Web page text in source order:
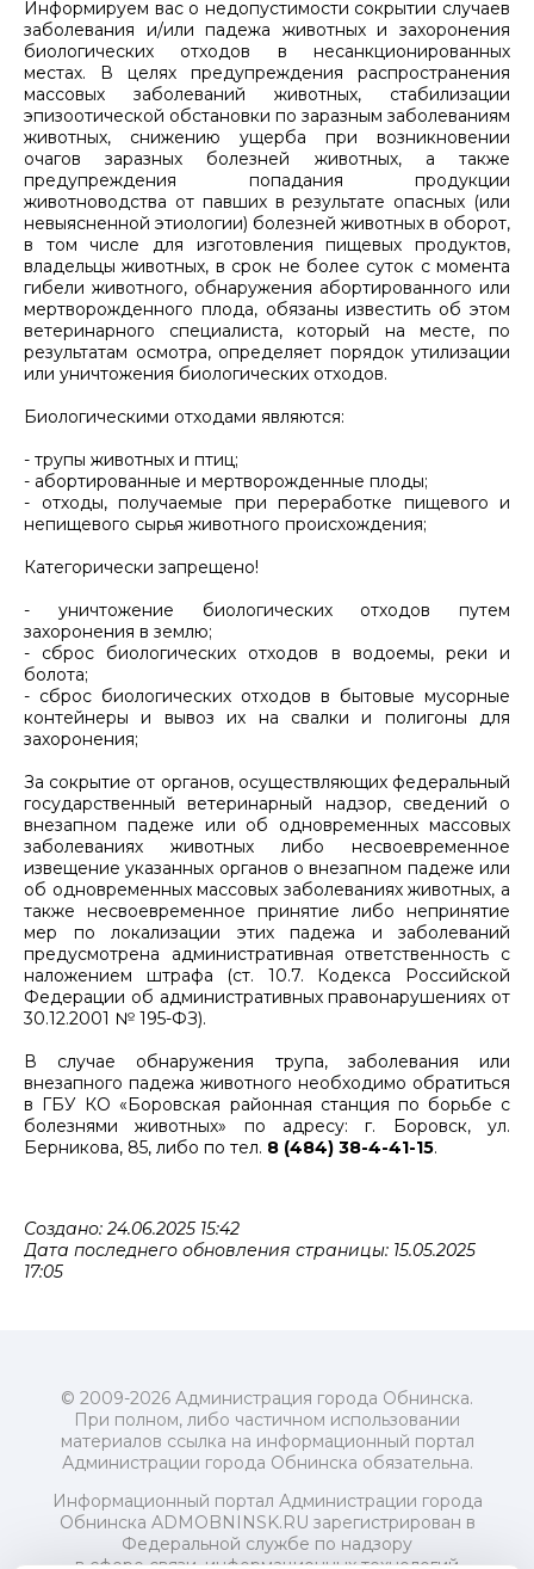
Информируем вас о недопустимости сокрытии случаев
заболевания и/или падежа животных и захоронения
биологических отходов в несанкционированных
местах. В целях предупреждения распространения
массовых заболеваний животных, стабилизации
эпизоотической обстановки по заразным заболеваниям
животных, снижению ущерба при возникновении
очагов заразных болезней животных, а также
предупреждения попадания продукции
животноводства от павших в результате опасных (или
невыясненной этиологии) болезней животных в оборот,
в том числе для изготовления пищевых продуктов,
владельцы животных, в срок не более суток с момента
гибели животного, обнаружения абортированного или
мертворожденного плода, обязаны известить об этом
ветеринарного специалиста, который на месте, по
результатам осмотра, определяет порядок утилизации
или уничтожения биологических отходов.
Биологическими отходами являются:
- трупы животных и птиц;
- абортированные и мертворожденные плоды;
- отходы, получаемые при переработке пищевого и
непищевого сырья животного происхождения;
Категорически запрещено!
- уничтожение биологических отходов путем
захоронения в землю;
- сброс биологических отходов в водоемы, реки и
болота;
- сброс биологических отходов в бытовые мусорные
контейнеры и вывоз их на свалки и полигоны для
захоронения;
За сокрытие от органов, осуществляющих федеральный
государственный ветеринарный надзор, сведений о
внезапном падеже или об одновременных массовых
заболеваниях животных либо несвоевременное
извещение указанных органов о внезапном падеже или
об одновременных массовых заболеваниях животных, а
также несвоевременное принятие либо непринятие
мер по локализации этих падежа и заболеваний
предусмотрена административная ответственность с
наложением штрафа (ст. 10.7. Кодекса Российской
Федерации об административных правонарушениях от
30.12.2001 № 195-ФЗ).
В случае обнаружения трупа, заболевания или
внезапного падежа животного необходимо обратиться
в ГБУ КО «Боровская районная станция по борьбе с
болезнями животных» по адресу: г. Боровск, ул.
Берникова, 85, либо по тел. 8 (484) 38-4-41-15.
Создано: 24.06.2025 15:42
Дата последнего обновления страницы: 15.05.2025
17:05
© 2009-2026 Администрация города Обнинска.
При полном, либо частичном использовании
материалов ссылка на информационный портал
Администрации города Обнинска обязательна.
Информационный портал Администрации города
Обнинска ADMOBNINSK.RU зарегистрирован в
Федеральной службе по надзору